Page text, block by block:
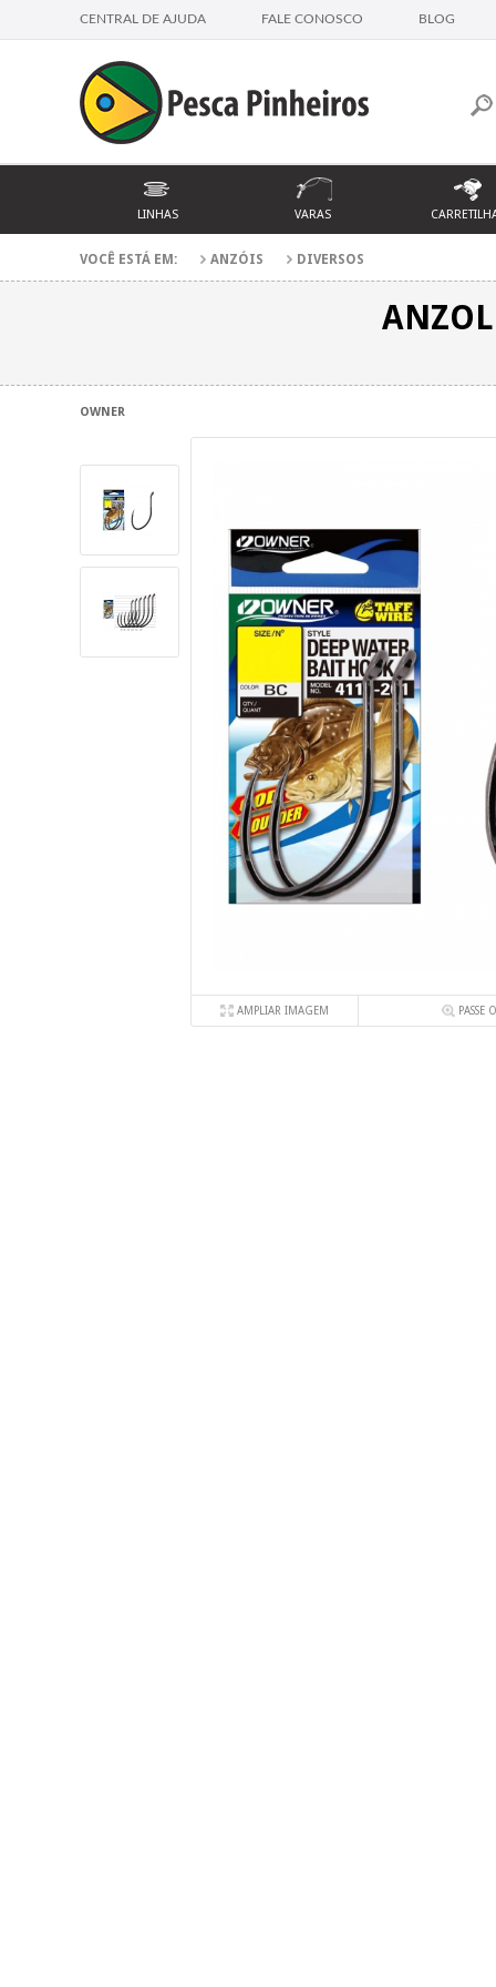
CENTRAL DE AJUDA FALE CONOSCO BLOG
LINHAS VARAS
VOCÊ ESTÁ EM: ANZÓIS DIVERSOS
OWNER
AMPLIAR IMAGEM PASSE